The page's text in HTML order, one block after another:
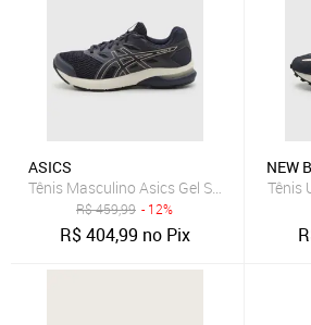
ASICS
Tênis Masculino Asics Gel Shogun ST
R$459,99 - 12%
R$404,99 no Pix
NEW
Tênis